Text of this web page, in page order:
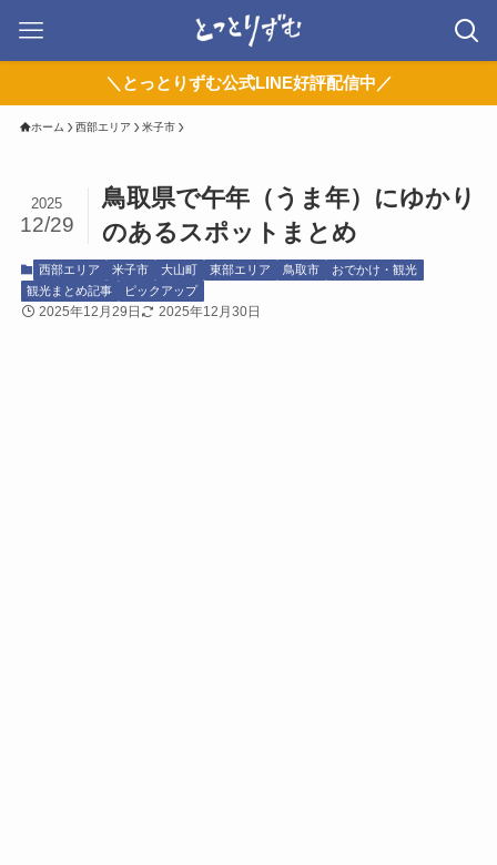
＼とっとりずむ公式LINE好評配信中／
ホーム 西部エリア 米子市
鳥取県で午年（うま年）にゆかり
のあるスポットまとめ
2025
12/29
西部エリア 米子市 大山町 東部エリア 鳥取市
おでかけ・観光
観光まとめ記事
ピックアップ
2025年12月29日 2025年12月30日